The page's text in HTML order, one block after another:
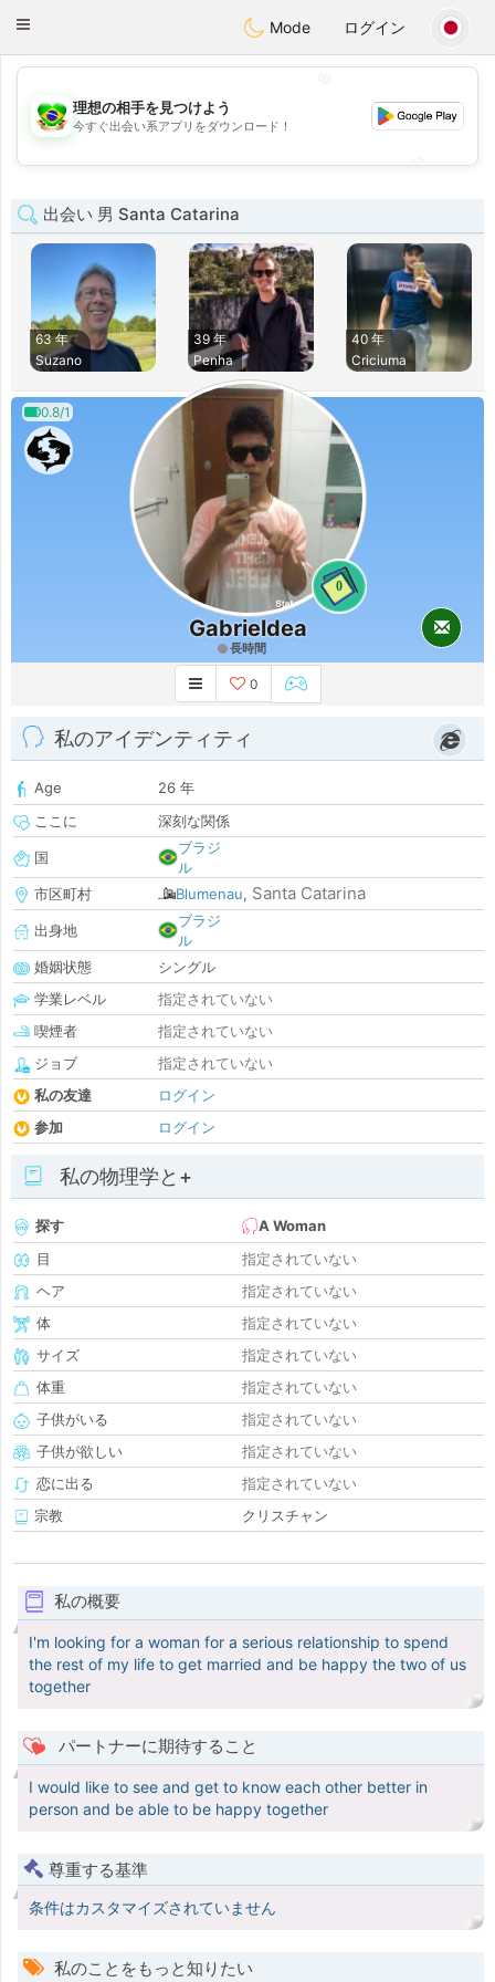
Conversar
Toggle
Mode ログイン
💖
💕
理想の相手を見つけよう
今すぐ出会い系アプリをダウンロード！
出会い 男 Santa Catarina
63 年
Suzano
39 年
Penha
40 年
Criciuma
0.8/1
0
Gabrieldea
長時間
0
私のアイデンティティ
Age
26 年
ここに
深刻な関係
国
ブラジ
ル
市区町村
Blumenau, Santa Catarina
出身地
ブラジ
ル
婚姻状態
シングル
学業レベル
指定されていない
喫煙者
指定されていない
ジョブ
指定されていない
私の友達
ログイン
参加
ログイン
私の物理学と+
探す
A Woman
目
指定されていない
ヘア
指定されていない
体
指定されていない
サイズ
指定されていない
体重
指定されていない
子供がいる
指定されていない
子供が欲しい
指定されていない
恋に出る
指定されていない
宗教
クリスチャン
私の概要
I'm looking for a woman for a serious relationship to spend
the rest of my life to get married and be happy the two of us
together
パートナーに期待すること
I would like to see and get to know each other better in
person and be able to be happy together
尊重する基準
条件はカスタマイズされていません
私のことをもっと知りたい